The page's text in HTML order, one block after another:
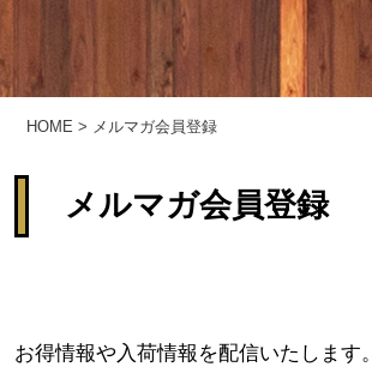
お問合せ
HOME > メルマガ会員登録
メルマガ会員登録
お得情報や入荷情報を配信いたします。